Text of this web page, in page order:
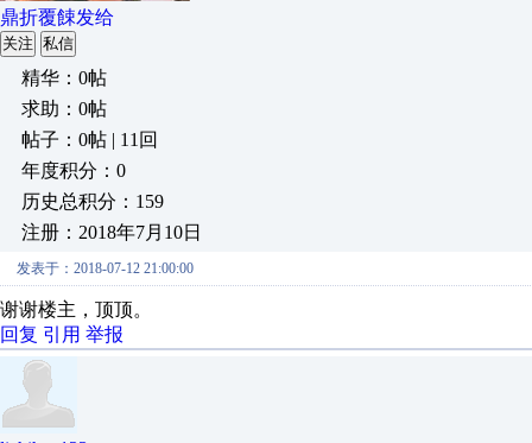
鼎折覆餗发给
关注 私信
精华：0帖
求助：0帖
帖子：0帖 | 11回
年度积分：0
历史总积分：159
注册：2018年7月10日
发表于：2018-07-12 21:00:00
谢谢楼主，顶顶。
回复 引用 举报